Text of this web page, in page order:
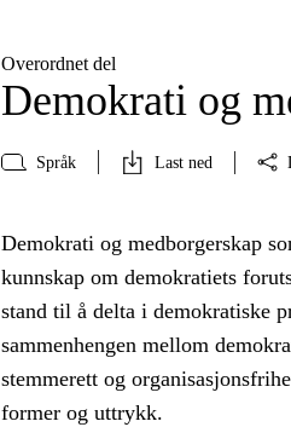
Overordnet del
Demokrati og
Språk Last ned
Demokrati og medborgerskap
kunnskap om demokratiets
stand til å delta i demokratiske
sammenhengen mellom
stemmerett og
former og uttrykk.